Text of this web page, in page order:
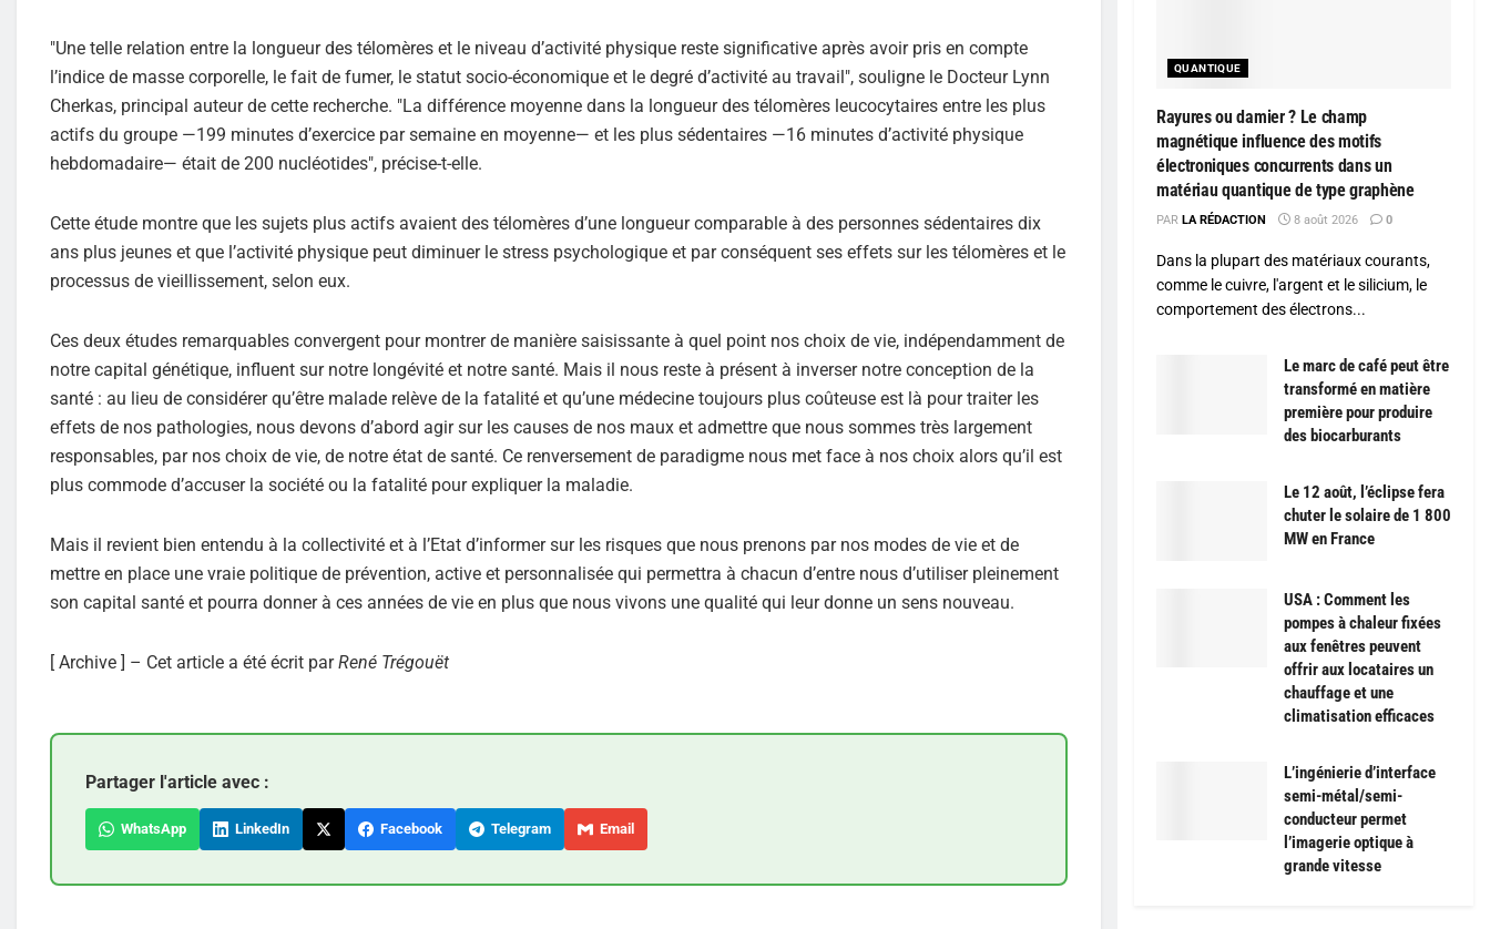
"Une telle relation entre la longueur des télomères et le niveau d’activité physique reste significative après avoir pris en compte
l’indice de masse corporelle, le fait de fumer, le statut socio-économique et le degré d’activité au travail", souligne le Docteur Lynn
Cherkas, principal auteur de cette recherche. "La différence moyenne dans la longueur des télomères leucocytaires entre les plus
actifs du groupe —199 minutes d’exercice par semaine en moyenne— et les plus sédentaires —16 minutes d’activité physique
hebdomadaire— était de 200 nucléotides", précise-t-elle.
Cette étude montre que les sujets plus actifs avaient des télomères d’une longueur comparable à des personnes sédentaires dix
ans plus jeunes et que l’activité physique peut diminuer le stress psychologique et par conséquent ses effets sur les télomères et le
processus de vieillissement, selon eux.
Ces deux études remarquables convergent pour montrer de manière saisissante à quel point nos choix de vie, indépendamment de
notre capital génétique, influent sur notre longévité et notre santé. Mais il nous reste à présent à inverser notre conception de la
santé : au lieu de considérer qu’être malade relève de la fatalité et qu’une médecine toujours plus coûteuse est là pour traiter les
effets de nos pathologies, nous devons d’abord agir sur les causes de nos maux et admettre que nous sommes très largement
responsables, par nos choix de vie, de notre état de santé. Ce renversement de paradigme nous met face à nos choix alors qu’il est
plus commode d’accuser la société ou la fatalité pour expliquer la maladie.
Mais il revient bien entendu à la collectivité et à l’Etat d’informer sur les risques que nous prenons par nos modes de vie et de
mettre en place une vraie politique de prévention, active et personnalisée qui permettra à chacun d’entre nous d’utiliser pleinement
son capital santé et pourra donner à ces années de vie en plus que nous vivons une qualité qui leur donne un sens nouveau.
[ Archive ] – Cet article a été écrit parRené Trégouët
Partager l'article avec :
WhatsApp LinkedIn Facebook Telegram Email
QUANTIQUE
Rayures ou damier ? Le champ
magnétique influence des motifs
électroniques concurrents dans un
matériau quantique de type graphène
PAR LA RÉDACTION 8 août 2026 0
Dans la plupart des matériaux courants,
comme le cuivre, l'argent et le silicium, le
comportement des électrons...
Le marc de café peut être
transformé en matière
première pour produire
des biocarburants
Le 12 août, l’éclipse fera
chuter le solaire de 1 800
MW en France
USA : Comment les
pompes à chaleur fixées
aux fenêtres peuvent
offrir aux locataires un
chauffage et une
climatisation efficaces
L’ingénierie d’interface
semi-métal/semi-
conducteur permet
l’imagerie optique à
grande vitesse